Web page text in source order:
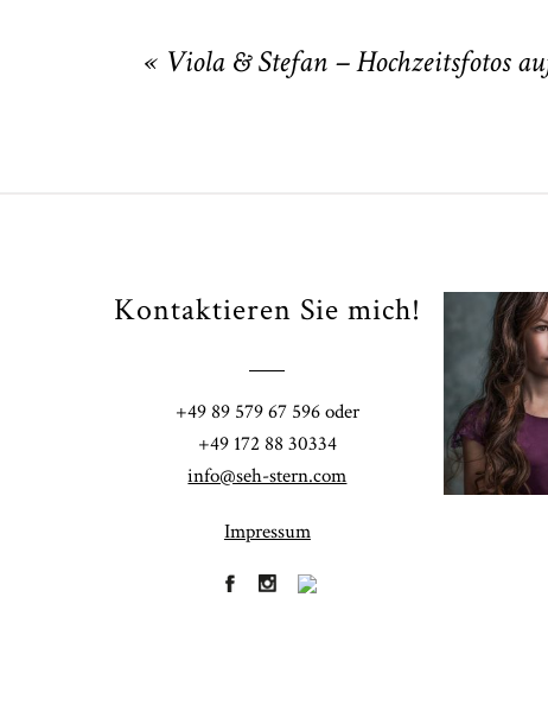
« Viola & Stefan – Hochzeitsfotos
Kontaktieren Sie mich!
+49 89 579 67 596 oder
+49 172 88 30334
info@seh-stern.com
Impressum
41